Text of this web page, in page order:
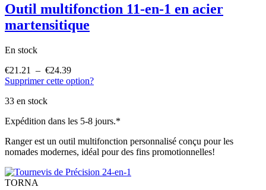
Outil multifonction 11-en-1 en acier
martensitique
En stock
€21.21 – €24.39
de
€24.39
Supprimer cette option?
33 en stock
Expédition dans les 5-8 jours.*
Ranger est un outil multifonction personnalisé conçu pour les
nomades modernes, idéal pour des fins promotionnelles!
TORNA